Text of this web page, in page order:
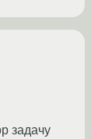
задачу